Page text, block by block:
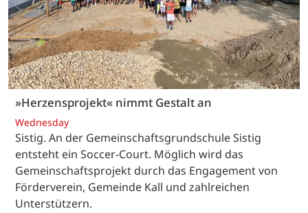
»Herzensprojekt« nimmt Gestalt an
Wednesday
Sistig. An der Gemeinschaftsgrundschule Sistig
entsteht ein Soccer-Court. Möglich wird das
Gemeinschaftsprojekt durch das Engagement von
Förderverein, Gemeinde Kall und zahlreichen
Unterstützern.